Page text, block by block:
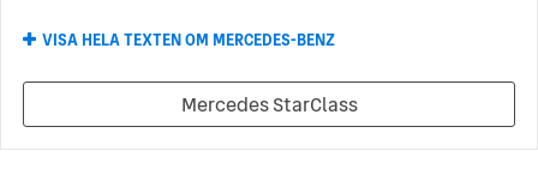
När man letar efter en lyxig bil i den högre prisklassen kan
är ute efter en liten familjebil som Mercedes Benz A-klass, en
lyxig suv som GLC-klass eller en sportig sedan som S-klass –
vilken nyligen krossade allt motstånd i storleksklassen. På
grund av den höga kvaliteten och den höga prislappen är det
VISA HELA TEXTEN OM MERCEDES-BENZ
Mercedes StarClass